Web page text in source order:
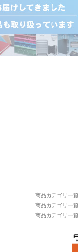
商品カテゴリ一覧
商品カテゴリ一覧
商品カテゴリ一覧